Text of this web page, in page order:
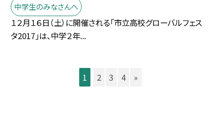
中学生のみなさんへ
１２月１６日（土）に開催される「市立高校グローバルフェス
タ2017」は、中学２年...
1 2 3 4 »